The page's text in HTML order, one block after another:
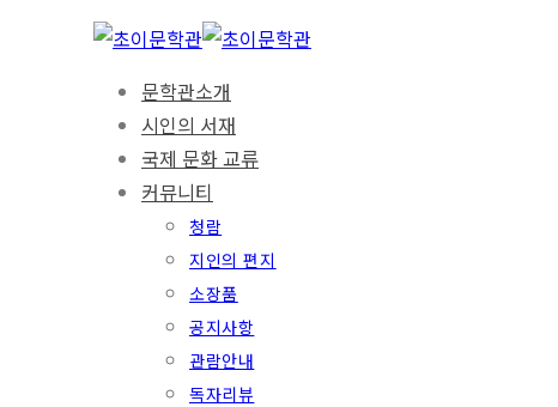
문학관소개
시인의 서재
국제 문화 교류
커뮤니티
청람
지인의 편지
소장품
공지사항
관람안내
독자리뷰